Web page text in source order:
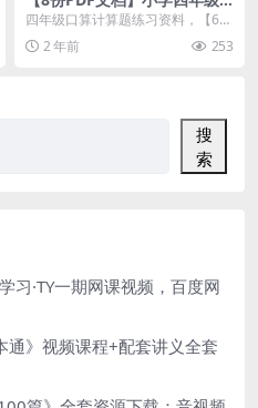
全册《学而思计算小超市》电
四年级计算口算题练习资料
四年级口算计算题练习资料，【6份
PDF文档】小学四年级全册《学而
思计算小超市》电...
2 年前 253
搜
索
习·TY一期网课视频，百度网
通》视频课程+配套讲义全套